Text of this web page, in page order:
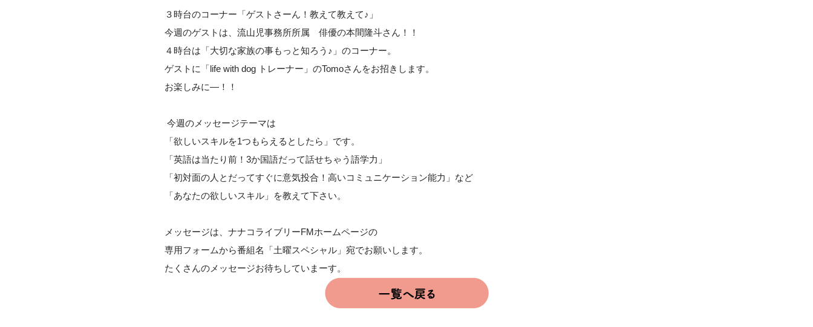
３時台のコーナー「ゲストさーん！教えて教えて♪」
今週のゲストは、流山児事務所所属 俳優の本間隆斗さん！！
４時台は「大切な家族の事もっと知ろう♪」のコーナー。
ゲストに「life with dog トレーナー」のTomoさんをお招きします。
お楽しみに―！！
今週のメッセージテーマは
「欲しいスキルを1つもらえるとしたら」です。
「英語は当たり前！3か国語だって話せちゃう語学力」
「初対面の人とだってすぐに意気投合！高いコミュニケーション能力」など
「あなたの欲しいスキル」を教えて下さい。
メッセージは、ナナコライブリーFMホームページの
専用フォームから番組名「土曜スペシャル」宛でお願いします。
たくさんのメッセージお待ちしていまーす。